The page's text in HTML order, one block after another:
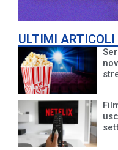
ULTIMI ARTICOLI